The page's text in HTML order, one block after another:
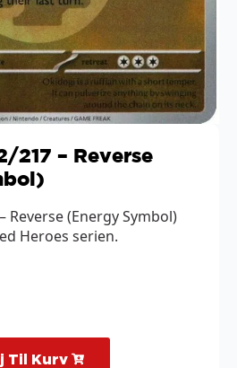
217 – Reverse
Reverse (Energy Symbol)
Heroes serien.
Til Kurv